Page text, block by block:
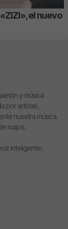
el nuevo
y música
por artistas,
nuestra música.
majos.
inteligente.